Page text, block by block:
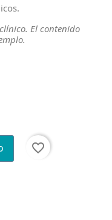
El contenido
favorite_border